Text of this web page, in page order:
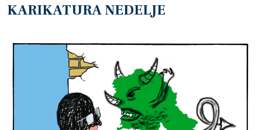
KARIKATURA NEDELJE